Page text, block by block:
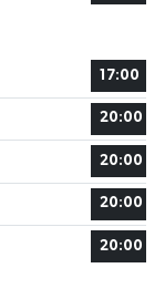
17:00
20:00
20:00
20:00
20:00